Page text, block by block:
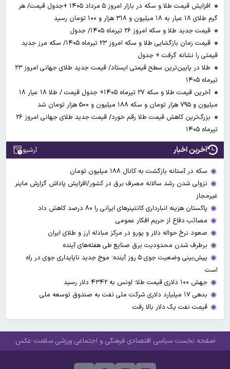
افزایش قیمت طلا و سکه در بازار امروز ۵ مرداد ۱۴۰۵ +جدول قیمت/ هر
گرم طلای ۱۸ عیار به ۱۸ میلیون و ۳۱۸ هزار و ۱۰۰ تومان رسید
قیمت جدید طلا و سکه امروز ۲۶ تیرماه ۱۴۰۵/ جدول
قیمت زمان بازگشایی طلا و سکه امروز ۲۳ تیرماه ۱۴۰۵/ سکه مرز جدید
قیمتی را نشانه گرفت + جدول
طلا در پایین‌ترین سطح قیمتی ایستاد/ قیمت جدید طلای جهانی امروز ۲۳
تیرماه ۱۴۰۵
آخرین قیمت طلا و سکه ۲۷ تیرماه ۱۴۰۵+ جدول قیمت / طلا ۱۸ عیار ۱۸
میلیون و ۷۹۵ هزار تومان و سکه ۱۸۸ میلیون و ۵۰۰ هزار تومان شد
بزرگ‌ترین کاهش قیمت طلا رقم خورد/ قیمت جدید طلای جهانی امروز ۲۶
تیرماه ۱۴۰۵
آخرین اخبار آرشیو
سکه در آستانه بازگشت به کانال ۱۸۸ میلیون تومان
نزولی شدن رشد سالانه مصرف برق در کشور/افزایش پاداش گزارش ماینر
غیرمجاز
پاکستان هزینه انبارداری کانتینرهای ایرانی را ۸۰ درصد کاهش داد
مصائب دفاع از حریم افکار عمومی
صعود نرخ حواله دلار و یورو در مرکز مبادله ارز و طلای ایران
برطرف شدن محدودیت‌ برق صنایع طی هفته‌های آینده
پیش‌بینی وضعیت جوی ۵ روز آینده؛ موج جدید ناپایداری جوی در راه
است
جهش ۱۰۰ دلاری قیمت طلا؛ اونس به ۴۳۴۲ دلار رسید
بدهی ۱۷ میلیارد دلاری شرکت ملی نفت به صندوق توسعه ملی
قیمت نفت یک دلار بالا رفت
صفحه نخست سیاسی اقتصادی فرهنگی و اجتماعی ورزشی سلامت عکس